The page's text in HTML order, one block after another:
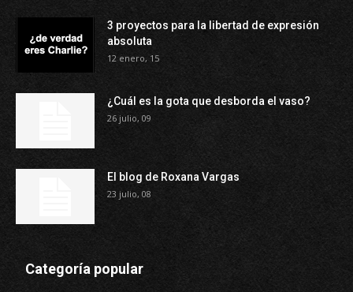
3 proyectos para la libertad de expresión
absoluta
12 enero, 15
¿Cuál es la gota que desborda el vaso?
26 julio, 09
El blog de Roxana Vargas
23 julio, 08
Categoría popular